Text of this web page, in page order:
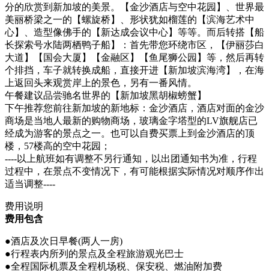
分的欣赏到新加坡的美景。【金沙酒店与空中花园】、世界最
美丽桥梁之一的【螺旋桥】、形状犹如榴莲的【滨海艺术中
心】、造型像佛手的【新达成会议中心】等等。而后转搭【船
长探索号水陆两栖鸭子船】：首先带您环绕市区，【伊丽莎白
大道】【国会大厦】【金融区】【鱼尾狮公园】等，然后再转
个排挡，车子就转换成船，直接开进【新加坡滨海湾】，在海
上返回头来观赏岸上的景色，另有一番风情。
午餐建议品尝驰名世界的【新加坡黑胡椒螃蟹】
下午推荐您前往新加坡的新地标：金沙酒店，酒店对面的金沙
商场是当地人最新的购物商场，玻璃金字塔型的LV旗舰店已
经成为游客的景点之一。也可以自费买票上到金沙酒店的顶
楼，57楼高的空中花园；
----以上航班如有调整不另行通知，以出团通知书为准，行程
过程中，在景点不变情况下，有可能根据实际情况对顺序作出
适当调整----
费用说明
费用包含
●酒店及次日早餐(两人一房)
●行程表内所列的景点及全程旅游观光巴士
●全程国际机票及全程机场税、保安税、燃油附加费